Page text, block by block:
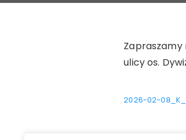
Zapraszamy
ulicy os.
2026-02-